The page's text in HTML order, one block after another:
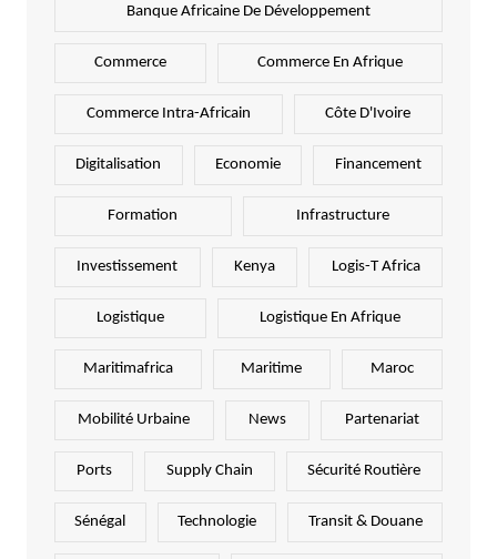
Banque Africaine De Développement
Commerce Commerce En Afrique
Commerce Intra-Africain Côte D'Ivoire
Digitalisation Economie Financement
Formation Infrastructure
Investissement Kenya Logis-T Africa
Logistique Logistique En Afrique
Maritimafrica Maritime Maroc
Mobilité Urbaine News Partenariat
Ports Supply Chain Sécurité Routière
Sénégal Technologie Transit & Douane